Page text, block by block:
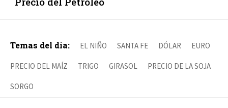
Temas del día: EL NIÑO SANTA FE DÓLAR EURO
PRECIO DEL MAÍZ TRIGO GIRASOL PRECIO DE LA SOJA
SORGO